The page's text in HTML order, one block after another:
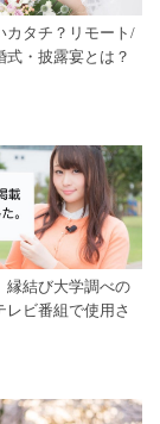
カタチ？リモート/
式・披露宴とは？
縁結び大学調べの
レビ番組で使用さ